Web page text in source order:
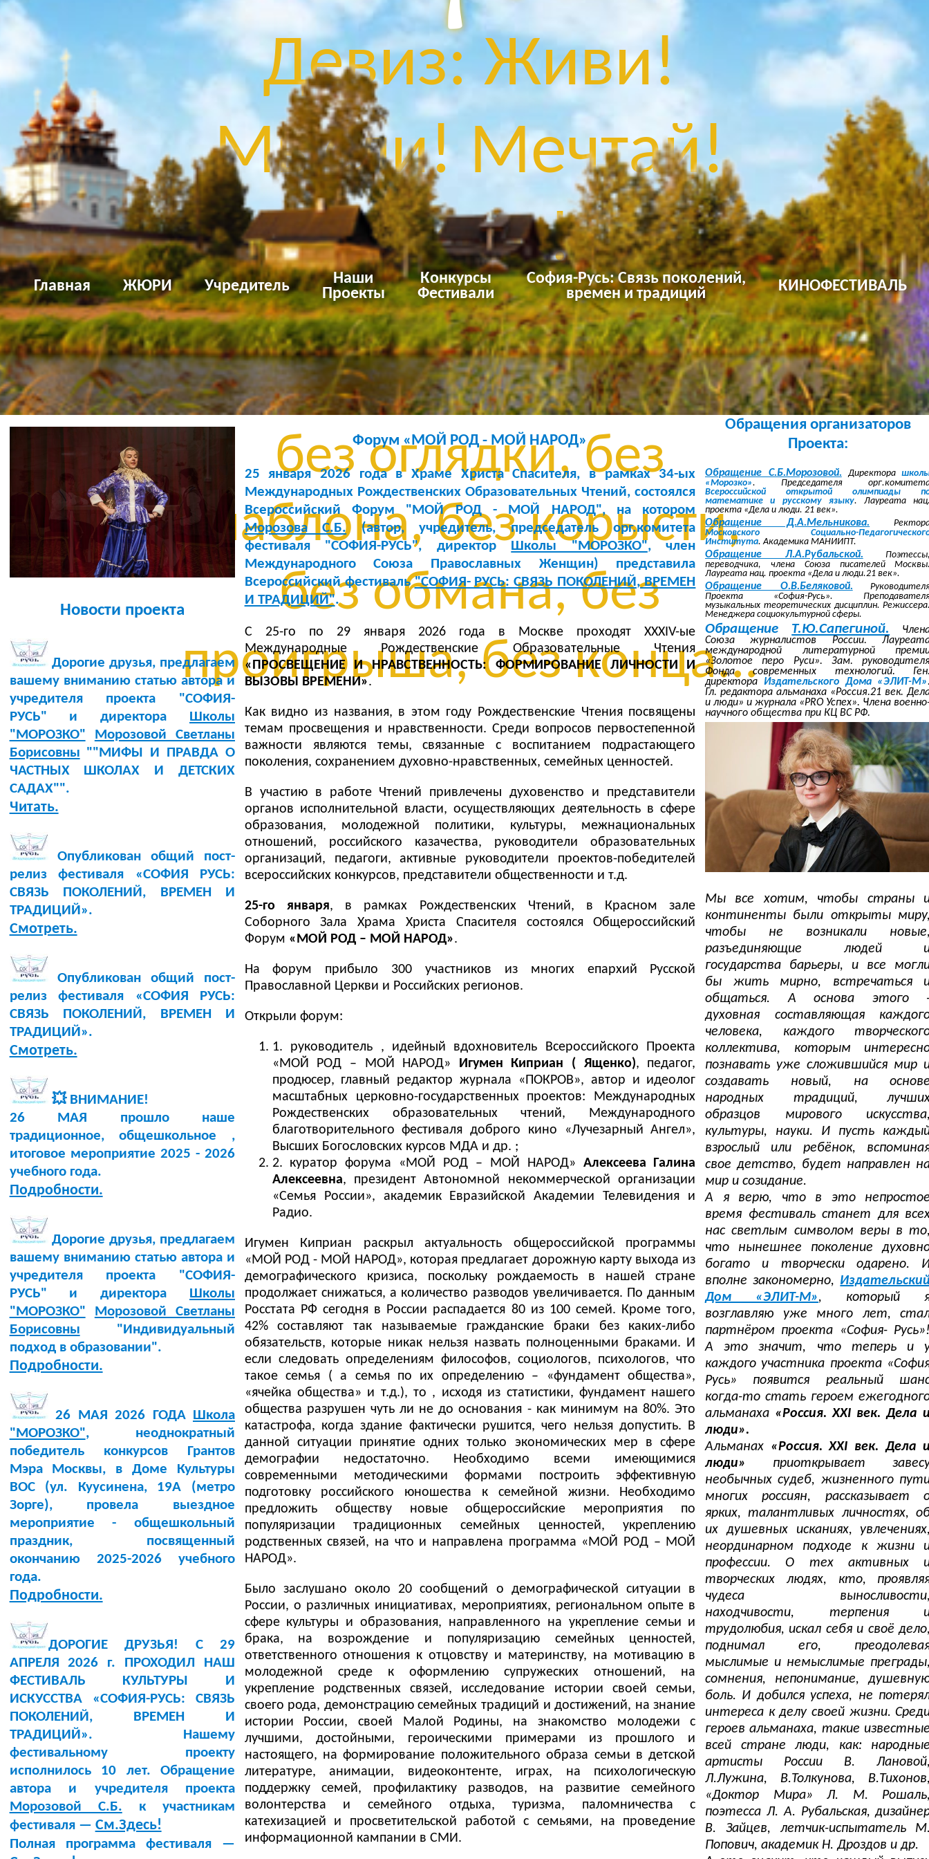
Девиз: Живи!
Мысли! Мечтай!
Твори!
Без сомнений, без
устали, без остановки,
без оглядки, без
шаблона, без корысти,
без обмана, без
проигрыша, без конца...
Главная ЖЮРИ Учредитель
Наши
Проекты
Конкурсы
Фестивали
София-Русь: Связь поколений,
времен и традиций
КИНОФЕСТИВАЛЬ
Новости проекта
Дорогие друзья, предлагаем
вашему вниманию статью автора и
учредителя проекта "СОФИЯ-
РУСЬ" и директора
Школы
"МОРОЗКО"
Морозовой Светланы
Борисовны ""МИФЫ И ПРАВДА О
ЧАСТНЫХ ШКОЛАХ И ДЕТСКИХ
САДАХ"".
Читать.
Опубликован общий пост-
релиз фестиваля «СОФИЯ РУСЬ:
СВЯЗЬ ПОКОЛЕНИЙ, ВРЕМЕН И
ТРАДИЦИЙ».
Смотреть.
Опубликован общий пост-
релиз фестиваля «СОФИЯ РУСЬ:
СВЯЗЬ ПОКОЛЕНИЙ, ВРЕМЕН И
ТРАДИЦИЙ».
Смотреть.
💥 ВНИМАНИЕ!
26 МАЯ прошло наше
традиционное, общешкольное ,
итоговое мероприятие 2025 - 2026
учебного года.
Подробности.
Дорогие друзья, предлагаем
вашему вниманию статью автора и
учредителя проекта "СОФИЯ-
РУСЬ" и директора
Школы
"МОРОЗКО"
Морозовой Светланы
Борисовны "Индивидуальный
подход в образовании".
Подробности.
26 МАЯ 2026 ГОДА
Школа
"МОРОЗКО", неоднократный
победитель конкурсов Грантов
Мэра Москвы, в Доме Культуры
BOC (ул. Куусинена, 19А (метро
Зорге), провела выездное
мероприятие - общешкольный
праздник, посвященный
окончанию 2025-2026 учебного
года.
Подробности.
ДОРОГИЕ ДРУЗЬЯ! С 29
АПРЕЛЯ 2026 г. ПРОХОДИЛ НАШ
ФЕСТИВАЛЬ КУЛЬТУРЫ И
ИСКУССТВА «СОФИЯ-РУСЬ: СВЯЗЬ
ПОКОЛЕНИЙ, ВРЕМЕН И
ТРАДИЦИЙ». Нашему
фестивальному проекту
исполнилось 10 лет. Обращение
автора и учредителя проекта
Морозовой С.Б. к участникам
фестиваля — См.Здесь!
Полная программа фестиваля —
Форум «МОЙ РОД - МОЙ НАРОД»
25 января 2026 года в Храме Христа Спасителя, в рамках 34-ых
Международных Рождественских Образовательных Чтений, состоялся
Всероссийский Форум "МОЙ РОД - МОЙ НАРОД", на котором
Морозова С.Б. (автор, учредитель, председатель орг.комитета
фестиваля "СОФИЯ-РУСЬ", директор
Школы "МОРОЗКО", член
Международного Союза Православных Женщин) представила
Всероссийский фестиваль"СОФИЯ- РУСЬ: СВЯЗЬ ПОКОЛЕНИЙ, ВРЕМЕН
И ТРАДИЦИЙ".
С 25-го по 29 января 2026 года в Москве проходят XXXIV-ые
Международные Рождественские Образовательные Чтения
«ПРОСВЕЩЕНИЕ И НРАВСТВЕННОСТЬ: ФОРМИРОВАНИЕ ЛИЧНОСТИ И
ВЫЗОВЫ ВРЕМЕНИ».
Как видно из названия, в этом году Рождественские Чтения посвящены
темам просвещения и нравственности. Среди вопросов первостепенной
важности являются темы, связанные с воспитанием подрастающего
поколения, сохранением духовно-нравственных, семейных ценностей.
В участию в работе Чтений привлечены духовенство и представители
органов исполнительной власти, осуществляющих деятельность в сфере
образования, молодежной политики, культуры, межнациональных
отношений, российского казачества, руководители образовательных
организаций, педагоги, активные руководители проектов-победителей
всероссийских конкурсов, представители общественности и т.д.
25-го января, в рамках Рождественских Чтений, в Красном зале
Соборного Зала Храма Христа Спасителя состоялся Общероссийский
Форум «МОЙ РОД – МОЙ НАРОД».
На форум прибыло 300 участников из многих епархий Русской
Православной Церкви и Российских регионов.
Открыли форум:
1. руководитель , идейный вдохновитель Всероссийского Проекта
«МОЙ РОД – МОЙ НАРОД»
Игумен Киприан ( Ященко), педагог,
продюсер, главный редактор журнала «ПОКРОВ», автор и идеолог
масштабных церковно-государственных проектов: Международных
Рождественских образовательных чтений, Международного
благотворительного фестиваля доброго кино «Лучезарный Ангел»,
Высших Богословских курсов МДА и др. ;
2. куратор форума «МОЙ РОД – МОЙ НАРОД» Алексеева Галина
Алексеевна, президент Автономной некоммерческой организации
«Семья России», академик Евразийской Академии Телевидения и
Радио.
Игумен Киприан раскрыл актуальность общероссийской программы
«МОЙ РОД - МОЙ НАРОД», которая предлагает дорожную карту выхода из
демографического кризиса, поскольку рождаемость в нашей стране
продолжает снижаться, а количество разводов увеличивается. По данным
Росстата РФ сегодня в России распадается 80 из 100 семей. Кроме того,
42% составляют так называемые гражданские браки без каких-либо
обязательств, которые никак нельзя назвать полноценными браками. И
если следовать определениям философов, социологов, психологов, что
такое семья ( а семья по их определению – «фундамент общества»,
«ячейка общества» и т.д.), то , исходя из статистики, фундамент нашего
общества разрушен чуть ли не до основания - как минимум на 80%. Это
катастрофа, когда здание фактически рушится, чего нельзя допустить. В
данной ситуации принятие одних только экономических мер в сфере
демографии недостаточно. Необходимо всеми имеющимися
современными методическими формами построить эффективную
подготовку российского юношества к семейной жизни. Необходимо
предложить обществу новые общероссийские мероприятия по
популяризации традиционных семейных ценностей, укреплению
родственных связей, на что и направлена программа «МОЙ РОД – МОЙ
НАРОД».
Было заслушано около 20 сообщений о демографической ситуации в
России, о различных инициативах, мероприятиях, региональном опыте в
сфере культуры и образования, направленного на укрепление семьи и
брака, на возрождение и популяризацию семейных ценностей,
ответственного отношения к отцовству и материнству, на мотивацию в
молодежной среде к оформлению супружеских отношений, на
укрепление родственных связей, исследование истории своей семьи,
своего рода, демонстрацию семейных традиций и достижений, на знание
истории России, своей Малой Родины, на знакомство молодежи с
лучшими, достойными, героическими примерами из прошлого и
настоящего, на формирование положительного образа семьи в детской
литературе, анимации, видеоконтенте, играх, на психологическую
поддержку семей, профилактику разводов, на развитие семейного
волонтерства и семейного отдыха, туризма, паломничества с
катехизацией и просветительской работой с семьями, на проведение
информационной кампании в СМИ.
Обращения организаторов
Проекта:
Обращение С.Б.Морозовой. Директора
«Морозко». Председателя
Всероссийской открытой олимпиады
математике и русскому языку. Лауреата
проекта «Дела и люди. 21 век».
Обращение Д.А.Мельникова.
Московского Социально-
Института. Академика МАНИИПТ.
Обращение Л.А.Рубальской.
переводчика, члена Союза писателей
Лауреата нац. проекта «Дела и люди.21 век».
Обращение О.В.Беляковой.
Проекта «София-Русь».
музыкальных теоретических дисциплин.
Менеджера социокультурной сферы.
Обращение Т.Ю.Сапегиной.
Союза журналистов России.
международной литературной
«Золотое перо Руси». Зам.
Фонда современных технологий.
директора Издательского Дома «ЭЛИТ-М»
Гл. редактора альманаха «Россия.21 век.
и люди» и журнала «PRO Успех». Члена
научного общества при КЦ ВС РФ.
Мы все хотим, чтобы страны
континенты были открыты
чтобы не возникали
разъединяющие людей
государства барьеры, и все
бы жить мирно, встречаться
общаться. А основа этого
духовная составляющая
человека, каждого
коллектива, которым
познавать уже сложившийся мир
создавать новый, на
народных традиций,
образцов мирового
культуры, науки. И пусть
взрослый или ребёнок,
свое детство, будет направлен
мир и созидание.
А я верю, что в это
время фестиваль станет для
нас светлым символом веры в
что нынешнее поколение
богато и творчески одарено.
вполне закономерно,
Дом «ЭЛИТ-М», который
возглавляю уже много лет,
партнёром проекта «София-
А это значит, что теперь и
каждого участника проекта
Русь» появится реальный
когда-то стать героем
альманаха «Россия. XXI век. Дела
люди».
Альманах «Россия. XXI век. Дела
люди» приоткрывает
необычных судеб, жизненного
многих россиян, рассказывает
ярких, талантливых личностях,
их душевных исканиях,
неординарном подходе к жизни
профессии. О тех активных
творческих людях, кто,
чудеса
находчивости, терпения
трудолюбия, искал себя и своё
поднимал его,
мыслимые и немыслимые
сомнения, непонимание,
боль. И добился успеха, не
интереса к делу своей жизни.
героев альманаха, такие
всей стране люди, как:
артисты России В.
Л.Лужина, В.Толкунова,
«Доктор Мира» Л. М.
поэтесса Л. А. Рубальская,
В. Зайцев, летчик-испытатель
Попович, академик Н. Дроздов и др.